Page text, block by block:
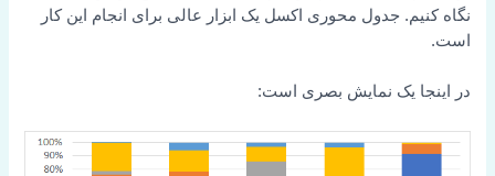
نگاه کنیم. جدول محوری اکسل یک ابزار عالی برای انجام این کار
است.
در اینجا یک نمایش بصری است: